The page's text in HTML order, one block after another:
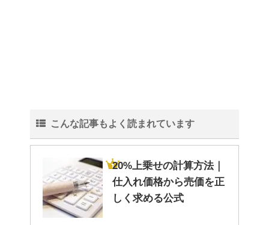
紅葉の秋に！ 登山初心者おすす
めの山！
洗濯物の臭いの取り方と予防法
は原因を知ればより効果UP！
こんな記事もよく読まれています
20%上乗せの計算方法｜
仕入れ価格から売価を正
しく求める公式